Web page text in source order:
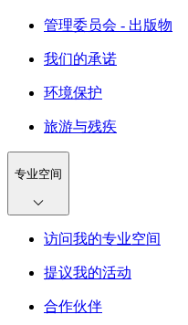
管理委员会 - 出版物
我们的承诺
环境保护
旅游与残疾
专业空间
访问我的专业空间
提议我的活动
合作伙伴